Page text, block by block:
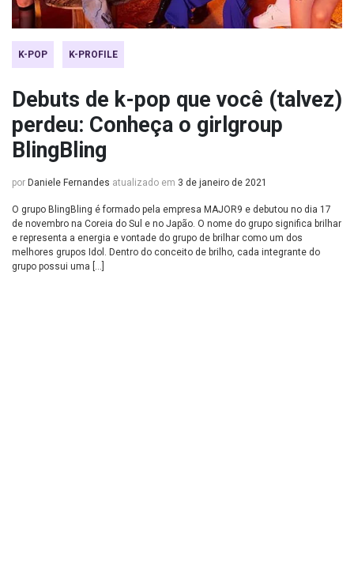
K-POP K-PROFILE
Debuts de k-pop que você (talvez)
perdeu: Conheça o girlgroup
BlingBling
por Daniele Fernandes atualizado em 3 de janeiro de 2021
O grupo BlingBling é formado pela empresa MAJOR9 e debutou no dia 17
de novembro na Coreia do Sul e no Japão. O nome do grupo significa brilhar
e representa a energia e vontade do grupo de brilhar como um dos
melhores grupos Idol. Dentro do conceito de brilho, cada integrante do
grupo possui uma […]